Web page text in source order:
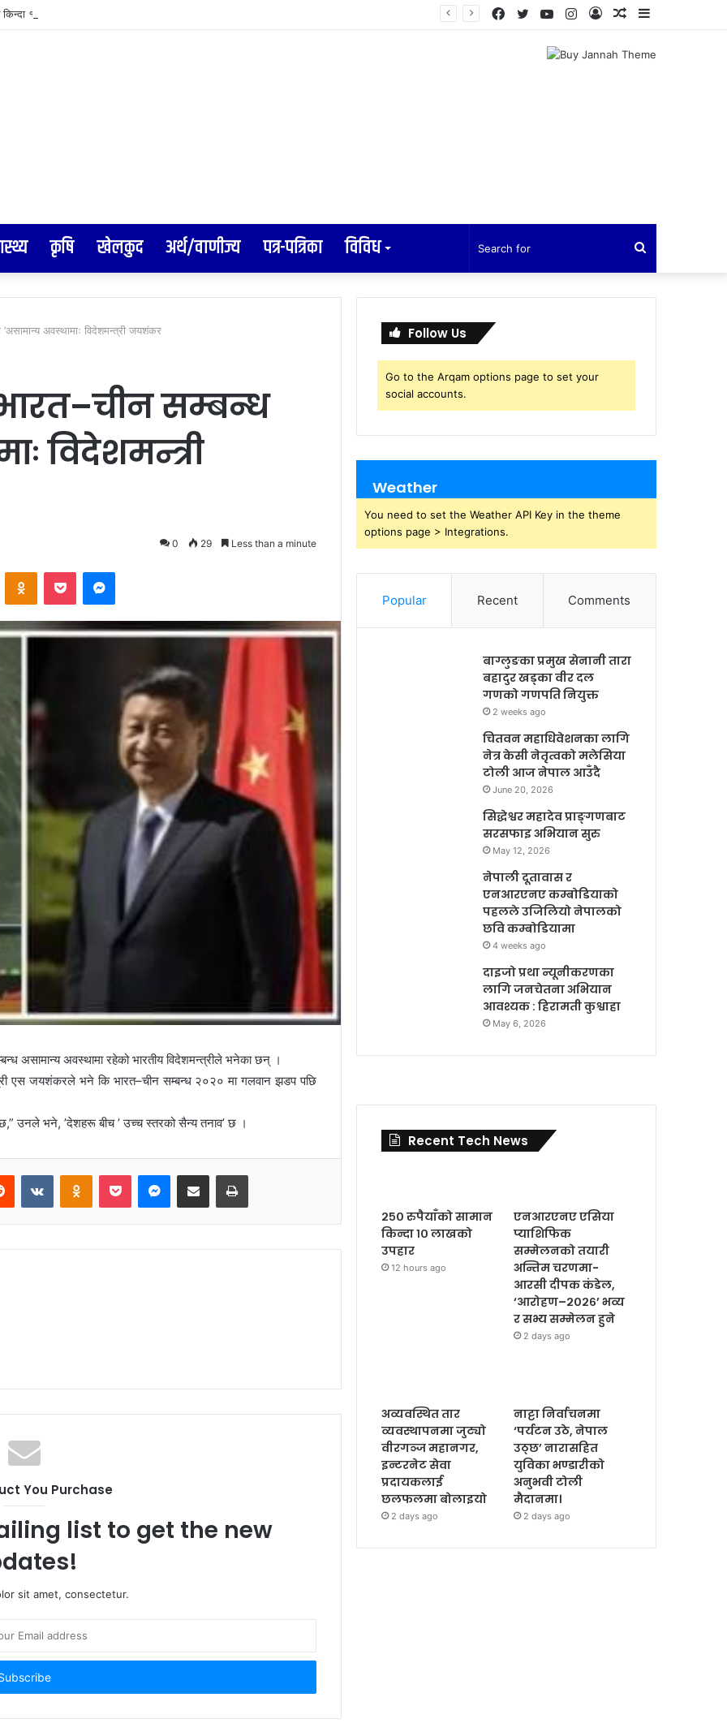
१० लाखको उपहार
Random
Log
Instagram
YouTube
Twitter
Facebook
कृषि खेलकुद अर्थ/वाणीज्य पत्र-पत्रिका विविध
for
अवस्थामाः विदेशमन्त्री जयशंकर
सम्बन्ध
विदेशमन्त्री
0 29 Less than a minute
असामान्य अवस्थामा रहेको भारतीय विदेशमन्त्रीले भनेका छन् ।
एस जयशंकरले भने कि भारत–चीन सम्बन्ध २०२० मा गलवान झडप पछि
छ,” उनले भने, ’देशहरू बीच ’ उच्च स्तरको सैन्य तनाव’ छ ।
You Purchase
list to get the new
sit amet, consectetur.
Follow Us
Go to the Arqam options page to set your
social accounts.
Weather
You need to set the Weather API Key in the theme
options page > Integrations.
Popular Recent Comments
बाग्लुङका प्रमुख सेनानी तारा
बहादुर खड्का वीर दल
गणको गणपति नियुक्त
2 weeks ago
चितवन महाधिवेशनका लागि
नेत्र केसी नेतृत्वको मलेसिया
टोली आज नेपाल आउँदै
June 20, 2026
सिद्धेश्वर महादेव प्राङ्गणबाट
सरसफाइ अभियान सुरु
May 12, 2026
नेपाली दूतावास र
एनआरएनए कम्बोडियाको
पहलले उजिलियो नेपालको
छवि कम्बोडियामा
4 weeks ago
दाइजो प्रथा न्यूनीकरणका
लागि जनचेतना अभियान
आवश्यक : हिरामती कुश्वाहा
May 6, 2026
Recent Tech News
२५० रुपैयाँको सामान
किन्दा १० लाखको
उपहार
12 hours ago
एनआरएनए एसिया
प्याशिफिक
सम्मेलनको तयारी
अन्तिम चरणमा-
आरसी दीपक कंडेल,
‘आरोहण–२०२६’ भव्य
र सभ्य सम्मेलन हुने
2 days ago
अव्यवस्थित तार
व्यवस्थापनमा जुट्यो
वीरगञ्ज महानगर,
इन्टरनेट सेवा
प्रदायकलाई
छलफलमा बोलाइयो
2 days ago
नाट्टा निर्वाचनमा
‘पर्यटन उठे, नेपाल
उठ्छ’ नारासहित
युविका भण्डारीको
अनुभवी टोली
मैदानमा।
2 days ago